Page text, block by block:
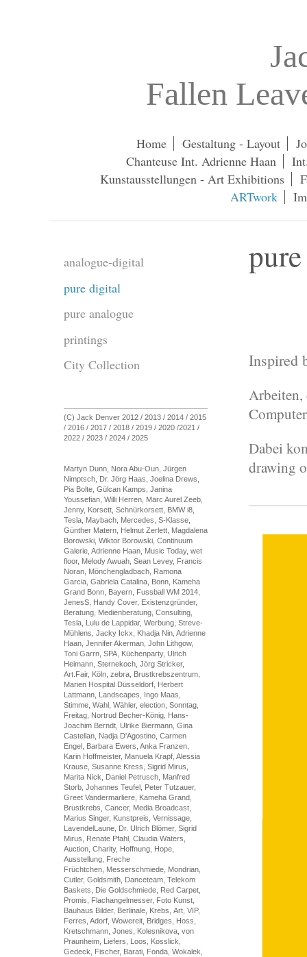
Fallen
Home Gestaltung - Layout
Chanteuse Int. Adrienne Haan
Kunstausstellungen - Art Exhibitions
ARTwork
Inspired
Arbeiten,
Dabei
drawing
analogue-digital
pure digital
pure analogue
printings
City Collection
(C) Jack Denver 2012 / 2013 / 2014 / 2015
/ 2016 / 2017 / 2018 / 2019 / 2020 /2021 /
2022 / 2023 / 2024 / 2025
Martyn Dunn, Nora Abu-Oun, Jürgen
Nimptsch, Dr. Jörg Haas, Joelina Drews,
Pia Bolte, Gülcan Kamps, Janina
Youssefian, Willi Herren, Marc Aurel Zeeb,
Jenny, Korsett, Schnürkorsett, BMW i8,
Tesla, Maybach, Mercedes, S-Klasse,
Günther Matern, Helmut Zerlett, Magdalena
Borowski, Wiktor Borowski, Continuum
Galerie, Adrienne Haan, Music Today, wet
floor, Melody Awuah, Sean Levey, Francis
Noran, Mönchengladbach, Ramona
Garcia, Gabriela Catalina, Bonn, Kameha
Grand Bonn, Bayern, Fussball WM 2014,
JenesS, Handy Cover, Existenzgründer,
Beratung, Medienberatung, Consulting,
Tesla, Lulu de Lappidar, Werbung, Streve-
Mühlens, Jacky Ickx, Khadja Nin, Adrienne
Haan, Jennifer Akerman, John Lithgow,
Toni Garrn, SPA, Küchenparty, Ulrich
Heimann, Sternekoch, Jörg Stricker,
Art.Fair, Köln, zebra, Brustkrebszentrum,
Marien Hospital Düsseldorf, Herbert
Lattmann, Landscapes, Ingo Maas,
Stimme, Wahl, Wähler, election, Sonntag,
Freitag, Nortrud Becher-König, Hans-
Joachim Berndt, Ulrike Biermann, Gina
Castellan, Nadja D'Agostino, Carmen
Engel, Barbara Ewers, Anka Franzen,
Karin Hoffmeister, Manuela Krapf, Alessia
Krause, Susanne Kress, Sigrid Mirus,
Marita Nick, Daniel Petrusch, Manfred
Storb, Johannes Teufel, Peter Tutzauer,
Greet Vandermarliere, Kameha Grand,
Brustkrebs, Cancer, Media Broadcast,
Marius Singer, Kunstpreis, Vernissage,
LavendelLaune, Dr. Ulrich Blömer, Sigrid
Mirus, Renate Pfahl, Claudia Waters,
Auction, Charity, Hoffnung, Hope,
Ausstellung, Freche
Früchtchen, Messerschmiede, Mondrian,
Cutler, Goldsmith, Danceteam, Telekom
Baskets, Die Goldschmiede, Red Carpet,
Promis, Flachangelmesser, Foto Kunst,
Bauhaus Bilder, Berlinale, Krebs, Art, VIP,
Ferres, Adorf, Wowereit, Bridges, Hoss,
Kretschmann, Jones, Kolesnikova, von
Praunheim, Liefers, Loos, Kosslick,
Gedeck, Fischer, Barati, Fonda, Wokalek,